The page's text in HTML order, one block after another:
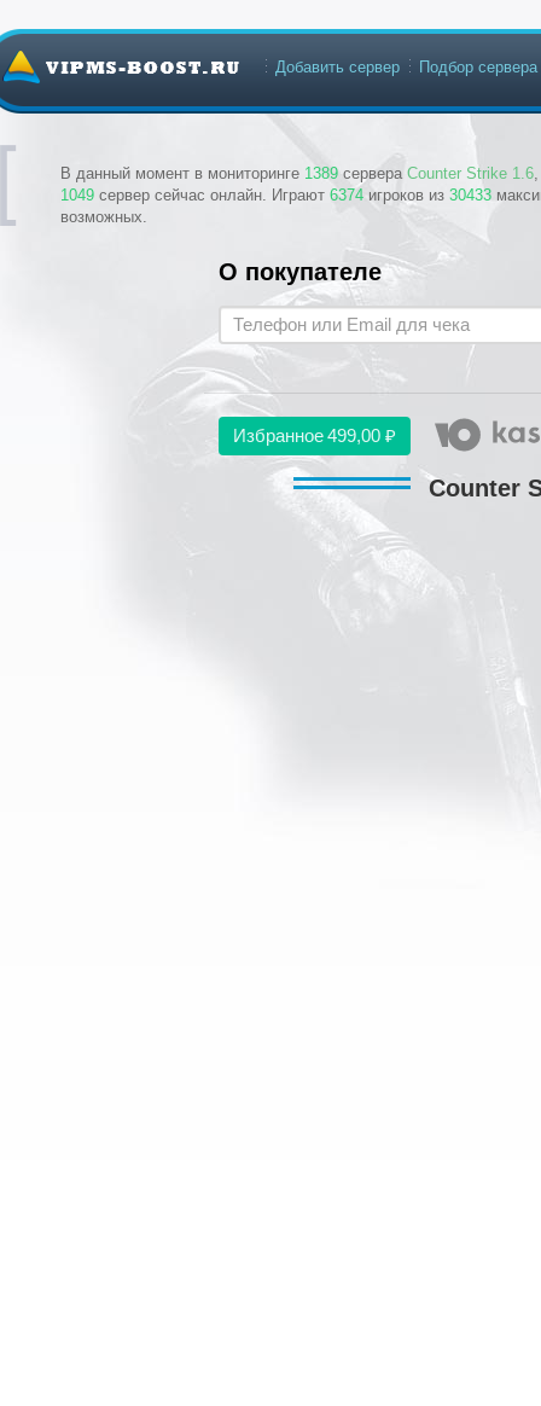
В данный момент в мониторинге 1389 сервера Counter Strike 1.6
1049 сервер сейчас онлайн. Играют 6374 игроков из 30433
возможных.
Добавить сервер Подбор сервера
О покупателе
Избранное499,00 ₽
Counter